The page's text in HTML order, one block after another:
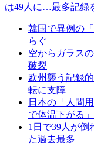
は49人に…最多記録
韓国で異例の
らぐ
空からガラス
破裂
欧州襲う記録
転に支障
日本の「人間
で体温下がる
1日で39人が
た過去最多